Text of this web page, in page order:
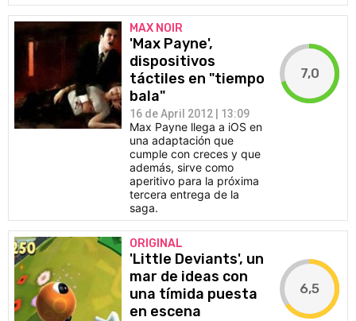
MAX NOIR
'Max Payne',
dispositivos
táctiles en "tiempo
bala"
16 de April 2012 | 13:09
Max Payne llega a iOS en
una adaptación que
cumple con creces y que
además, sirve como
aperitivo para la próxima
tercera entrega de la
saga.
7,0
ORIGINAL
'Little Deviants', un
mar de ideas con
una tímida puesta
en escena
6,5